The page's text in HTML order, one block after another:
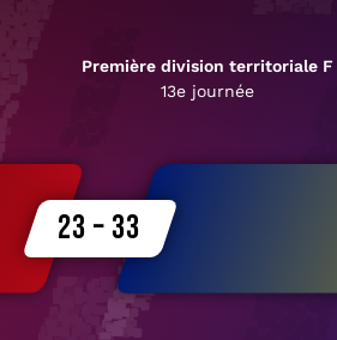
Première division territoriale F
13e journée
23 – 33